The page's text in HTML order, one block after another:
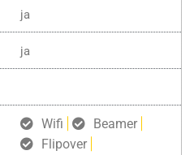
ja
ja
Wifi
Beamer
Flipover